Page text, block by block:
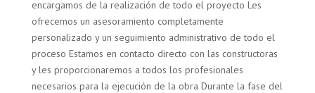
encargamos de la realización de todo el proyecto Les
ofrecemos un asesoramiento completamente
personalizado y un seguimiento administrativo de todo el
proceso Estamos en contacto directo con las constructoras
y les proporcionaremos a todos los profesionales
necesarios para la ejecución de la obra Durante la fase del